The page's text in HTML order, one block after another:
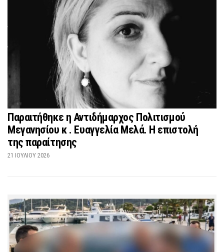
Παραιτήθηκε η Αντιδήμαρχος Πολιτισμού
Μεγανησίου κ . Ευαγγελία Μελά. Η επιστολή
της παραίτησης
21 ΙΟΥΛΊΟΥ 2026